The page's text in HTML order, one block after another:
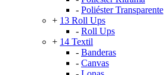
- Poliéster Transparente
+ 13 Roll Ups
- Roll Ups
+ 14 Textil
- Banderas
- Canvas